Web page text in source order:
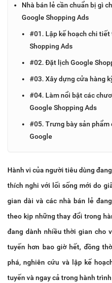
Nhà bán lẻ cần chuẩn bị gì
Google Shopping Ads
#01. Lập kế hoạch chi
Shopping Ads
#02. Đặt lịch Google
#03. Xây dựng cửa hàng
#04. Làm nổi bật các
Google Shopping Ads
#05. Trưng bày sản phẩm
Google
Hành vi của người tiêu dùng
thích nghi với lối sống mới do
gian dài và các nhà bán lẻ
theo kịp những thay đổi trong
đang dành nhiều thời gian cho
tuyến hơn bao giờ hết, đồng
phá, nghiên cứu và lập kế
tuyến và ngay cả trong hành